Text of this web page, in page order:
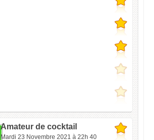
Amateur de cocktail
Mardi 23 Novembre 2021 à 22h 40